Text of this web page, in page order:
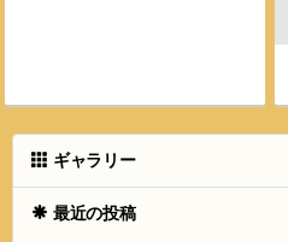
ギャラリー
最近の投稿